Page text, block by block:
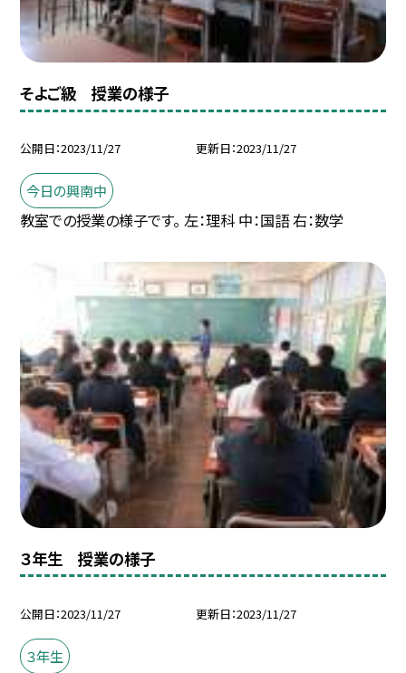
そよご級 授業の様子
公開日 2023/11/27 更新日 2023/11/27
今日の興南中
教室での授業の様子です。 左：理科 中：国語 右：数学
３年生 授業の様子
公開日 2023/11/27 更新日 2023/11/27
３年生